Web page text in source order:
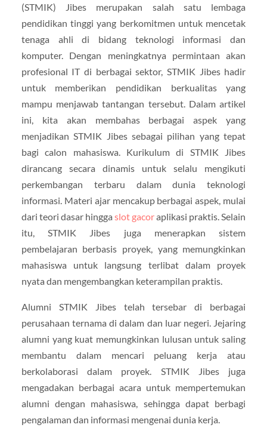
(STMIK) Jibes merupakan salah satu lembaga
pendidikan tinggi yang berkomitmen untuk mencetak
tenaga ahli di bidang teknologi informasi dan
komputer. Dengan meningkatnya permintaan akan
profesional IT di berbagai sektor, STMIK Jibes hadir
untuk memberikan pendidikan berkualitas yang
mampu menjawab tantangan tersebut. Dalam artikel
ini, kita akan membahas berbagai aspek yang
menjadikan STMIK Jibes sebagai pilihan yang tepat
bagi calon mahasiswa. Kurikulum di STMIK Jibes
dirancang secara dinamis untuk selalu mengikuti
perkembangan terbaru dalam dunia teknologi
informasi. Materi ajar mencakup berbagai aspek, mulai
dari teori dasar hingga slot gacoraplikasi praktis. Selain
itu, STMIK Jibes juga menerapkan sistem
pembelajaran berbasis proyek, yang memungkinkan
mahasiswa untuk langsung terlibat dalam proyek
nyata dan mengembangkan keterampilan praktis.
Alumni STMIK Jibes telah tersebar di berbagai
perusahaan ternama di dalam dan luar negeri. Jejaring
alumni yang kuat memungkinkan lulusan untuk saling
membantu dalam mencari peluang kerja atau
berkolaborasi dalam proyek. STMIK Jibes juga
mengadakan berbagai acara untuk mempertemukan
alumni dengan mahasiswa, sehingga dapat berbagi
pengalaman dan informasi mengenai dunia kerja.